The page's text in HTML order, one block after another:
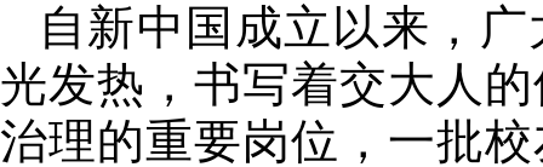
自新中国成立以来，
光发热，书写着交大人
治理的重要岗位，一批